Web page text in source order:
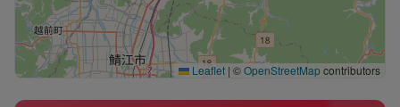
Leaflet | ©OpenStreetMapcontributors